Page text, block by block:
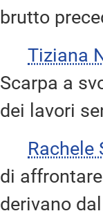
brutto
Tiziana
Scarpa a
dei lavori
Rachele
di
derivano